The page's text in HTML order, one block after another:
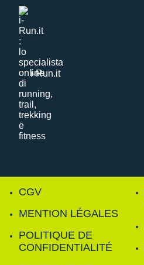
i-Run.it
CGV
MENTION LÉGALES
POLITIQUE DE
CONFIDENTIALITÉ